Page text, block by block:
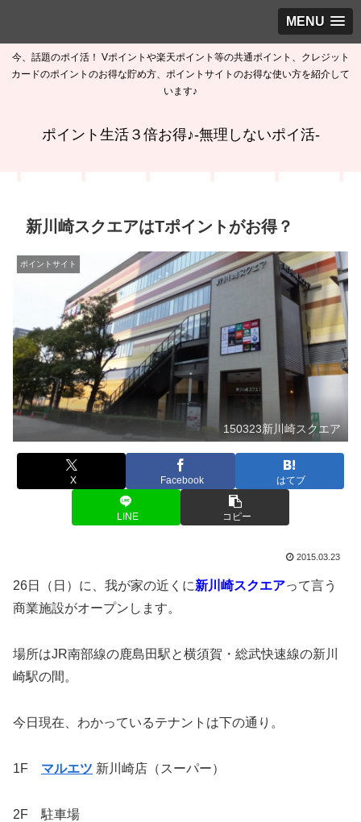
MENU
今、話題のポイ活！ Vポイントや楽天ポイント等の共通ポイント、クレジット
カードのポイントのお得な貯め方、ポイントサイトのお得な使い方を紹介して
います♪
ポイント生活３倍お得♪-無理しないポイ活-
新川崎スクエアはTポイントがお得？
ポイントサイト
150323新川崎スクエア
X Facebook はてブ
LINE コピー
2015.03.23
26日（日）に、我が家の近くに新川崎スクエアって言う
商業施設がオープンします。
場所はJR南部線の鹿島田駅と横須賀・総武快速線の新川
崎駅の間。
今日現在、わかっているテナントは下の通り。
1F マルエツ 新川崎店（スーパー）
2F 駐車場